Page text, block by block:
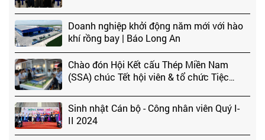
Doanh nghiệp khởi động năm mới với hào
khí rồng bay | Báo Long An
Chào đón Hội Kết cấu Thép Miền Nam
(SSA) chúc Tết hội viên & tổ chức Tiệc
Sinh nhật Cán bộ - Công nhân viên Quý I-
II 2024